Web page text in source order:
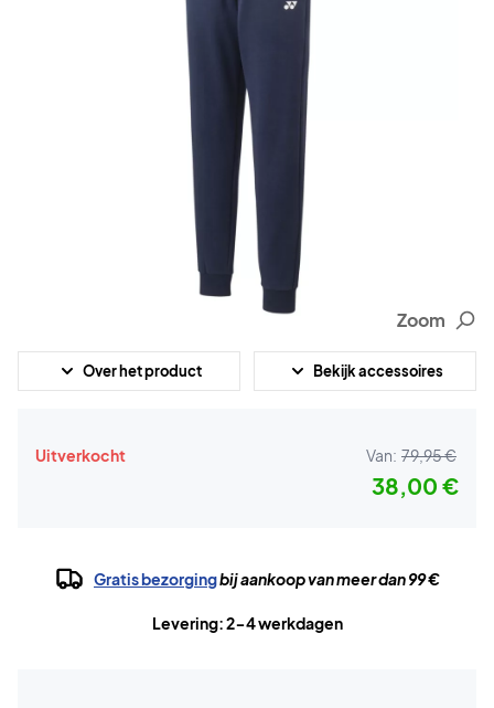
Zoom
Over het product Bekijk accessoires
Uitverkocht Van: 79,95 €
38,00 €
Gratis bezorgingbij aankoop van meer dan 99 €
Levering: 2-4 werkdagen